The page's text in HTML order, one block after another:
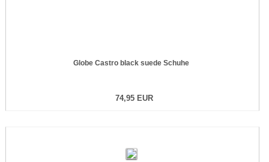
Globe Castro black suede Schuhe
74,95 EUR